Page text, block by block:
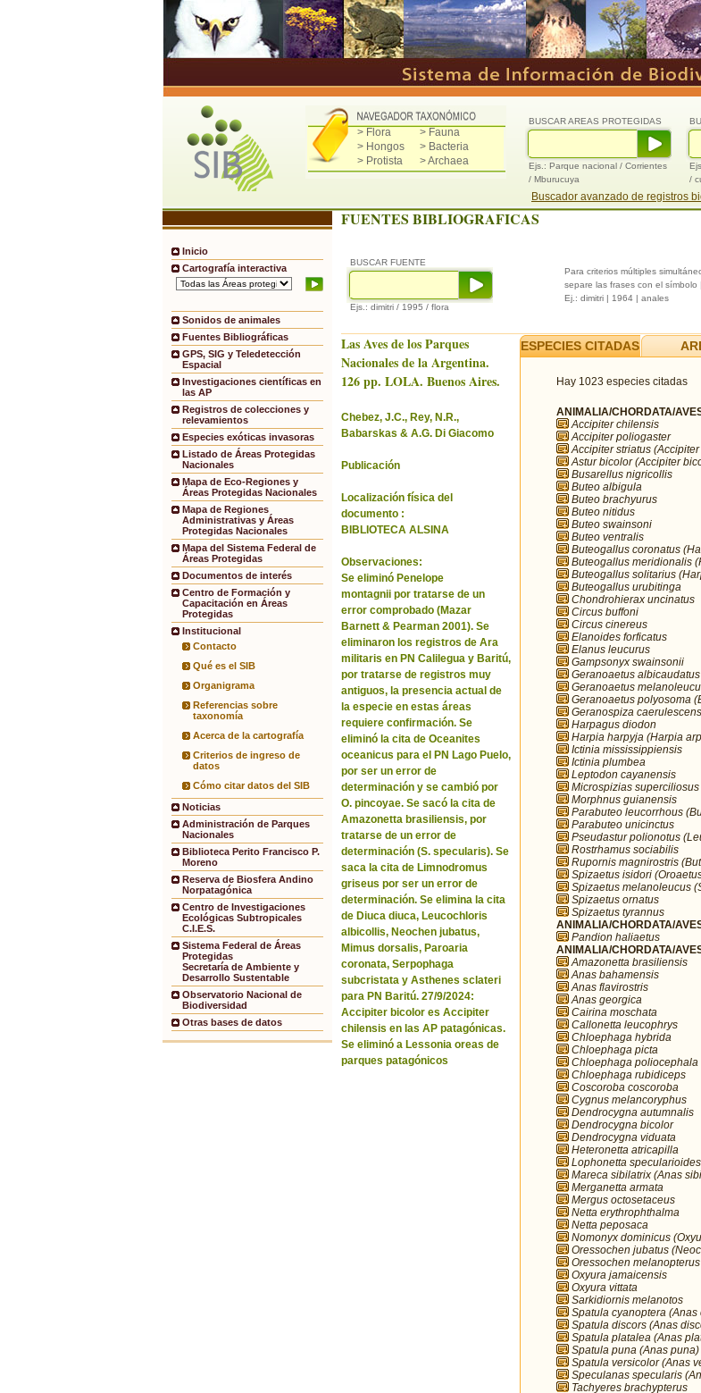
> Flora
> Fauna
> Hongos
> Bacteria
> Protista
> Archaea
/
BUSCAR AREAS PROTEGIDAS
Ejs.: Parque nacional / Corrientes
/ Mburucuya
Buscador avanzado de registros
Inicio
Cartografía interactiva
Sonidos de animales
Fuentes Bibliográficas
GPS, SIG y Teledetección
Espacial
Investigaciones científicas en
las AP
Registros de colecciones y
relevamientos
Especies exóticas invasoras
Listado de Áreas Protegidas
Nacionales
Mapa de Eco-Regiones y
Áreas Protegidas Nacionales
Mapa de Regiones
Administrativas y Áreas
Protegidas Nacionales
Mapa del Sistema Federal de
Áreas Protegidas
Documentos de interés
Centro de Formación y
Capacitación en Áreas
Protegidas
Institucional
Contacto
Qué es el SIB
Organigrama
Referencias sobre
taxonomía
Acerca de la cartografía
Criterios de ingreso de
datos
Cómo citar datos del SIB
Noticias
Administración de Parques
Nacionales
Biblioteca Perito Francisco P.
Moreno
Reserva de Biosfera Andino
Norpatagónica
Centro de Investigaciones
Ecológicas Subtropicales
C.I.E.S.
Sistema Federal de Áreas
Protegidas
Secretaría de Ambiente y
Desarrollo Sustentable
Observatorio Nacional de
Biodiversidad
Otras bases de datos
FUENTES BIBLIOGRAFICAS
BUSCAR FUENTE
Ejs.: dimitri / 1995 / flora
Para criterios múltiples
separe las frases con el símbolo |
Ej.: dimitri | 1964 | anales
Las Aves de los Parques
Nacionales de la Argentina.
126 pp. LOLA. Buenos Aires.
Chebez, J.C., Rey, N.R.,
Babarskas & A.G. Di Giacomo
Publicación
Localización física del
documento :
BIBLIOTECA ALSINA
Observaciones:
Se eliminó Penelope
montagnii por tratarse de un
error comprobado (Mazar
Barnett & Pearman 2001). Se
eliminaron los registros de Ara
militaris en PN Calilegua y Baritú,
por tratarse de registros muy
antiguos, la presencia actual de
la especie en estas áreas
requiere confirmación. Se
eliminó la cita de Oceanites
oceanicus para el PN Lago Puelo,
por ser un error de
determinación y se cambió por
O. pincoyae. Se sacó la cita de
Amazonetta brasiliensis, por
tratarse de un error de
determinación (S. specularis). Se
saca la cita de Limnodromus
griseus por ser un error de
determinación. Se elimina la cita
de Diuca diuca, Leucochloris
albicollis, Neochen jubatus,
Mimus dorsalis, Paroaria
coronata, Serpophaga
subcristata y Asthenes sclateri
para PN Baritú. 27/9/2024:
Accipiter bicolor es Accipiter
chilensis en las AP patagónicas.
Se eliminó a Lessonia oreas de
parques patagónicos
ESPECIES CITADAS
Hay 1023 especies citadas
ANIMALIA/CHORDATA/
Accipiter chilensis
Accipiter poliogaster
Accipiter striatus
Astur bicolor (Accipiter
Busarellus nigricollis
Buteo albigula
Buteo brachyurus
Buteo nitidus
Buteo swainsoni
Buteo ventralis
Buteogallus coronatus
Buteogallus meridionalis
Buteogallus solitarius
Buteogallus urubitinga
Chondrohierax uncinatus
Circus buffoni
Circus cinereus
Elanoides forficatus
Elanus leucurus
Gampsonyx swainsonii
Geranoaetus
Geranoaetus
Geranoaetus polyosoma
Geranospiza caerulescens
Harpagus diodon
Harpia harpyja (Harpia
Ictinia mississippiensis
Ictinia plumbea
Leptodon cayanensis
Microspizias
Morphnus guianensis
Parabuteo leucorrhous
Parabuteo unicinctus
Pseudastur polionotus
Rostrhamus sociabilis
Rupornis magnirostris
Spizaetus isidori
Spizaetus melanoleucus
Spizaetus ornatus
Spizaetus tyrannus
ANIMALIA/CHORDATA/
Pandion haliaetus
ANIMALIA/CHORDATA/
Amazonetta brasiliensis
Anas bahamensis
Anas flavirostris
Anas georgica
Cairina moschata
Callonetta leucophrys
Chloephaga hybrida
Chloephaga picta
Chloephaga poliocephala
Chloephaga rubidiceps
Coscoroba coscoroba
Cygnus melancoryphus
Dendrocygna autumnalis
Dendrocygna bicolor
Dendrocygna viduata
Heteronetta atricapilla
Lophonetta
Mareca sibilatrix (Anas
Merganetta armata
Mergus octosetaceus
Netta erythrophthalma
Netta peposaca
Nomonyx dominicus
Oressochen jubatus
Oressochen
Oxyura jamaicensis
Oxyura vittata
Sarkidiornis melanotos
Spatula cyanoptera (Anas
Spatula discors (Anas
Spatula platalea (Anas
Spatula puna (Anas puna)
Spatula versicolor (Anas
Speculanas specularis
Tachyeres brachypterus